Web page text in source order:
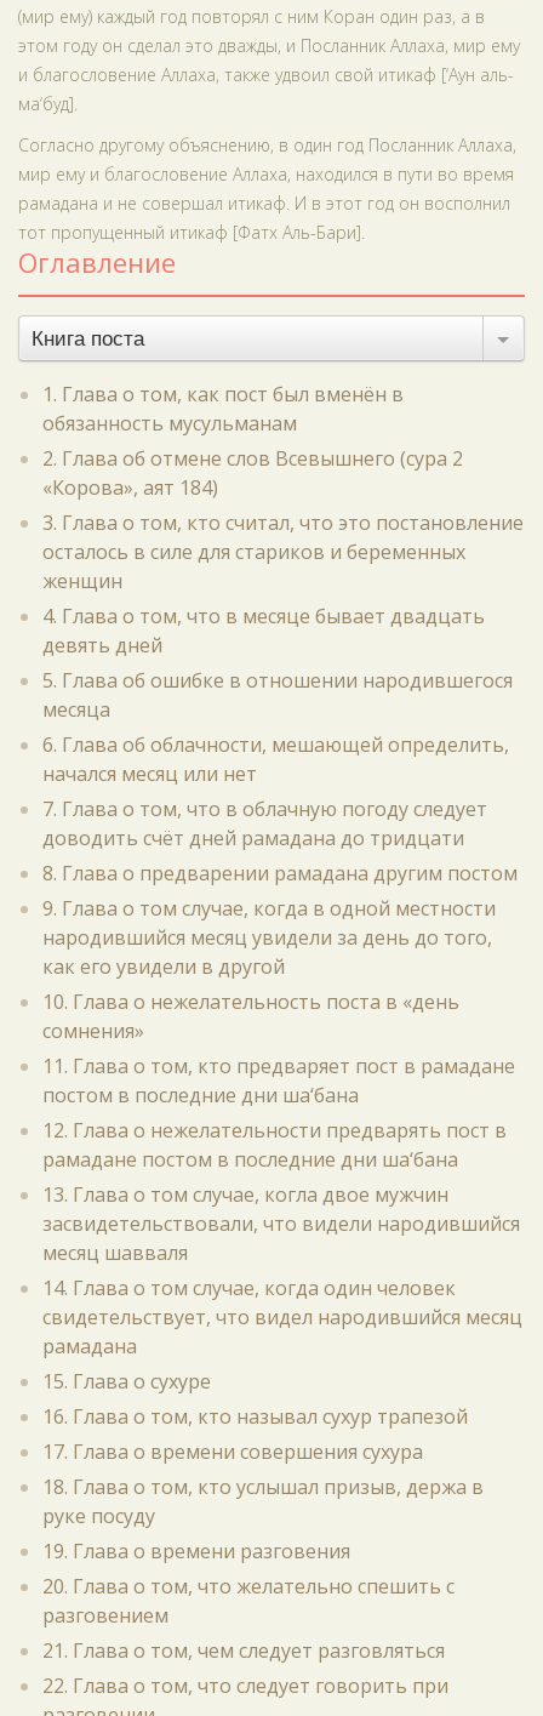
(мир ему) каждый год повторял с ним Коран один раз, а в
этом году он сделал это дважды, и Посланник Аллаха, мир ему
и благословение Аллаха, также удвоил свой итикаф [‘Аун аль-
ма‘буд].
Согласно другому объяснению, в один год Посланник Аллаха,
мир ему и благословение Аллаха, находился в пути во время
рамадана и не совершал итикаф. И в этот год он восполнил
тот пропущенный итикаф [Фатх Аль-Бари].
Оглавление
Книга поста
1. Глава о том, как пост был вменён в
обязанность мусульманам
2. Глава об отмене слов Всевышнего (сура 2
«Корова», аят 184)
3. Глава о том, кто считал, что это постановление
осталось в силе для стариков и беременных
женщин
4. Глава о том, что в месяце бывает двадцать
девять дней
5. Глава об ошибке в отношении народившегося
месяца
6. Глава об облачности, мешающей определить,
начался месяц или нет
7. Глава о том, что в облачную погоду следует
доводить счёт дней рамадана до тридцати
8. Глава о предварении рамадана другим постом
9. Глава о том случае, когда в одной местности
народившийся месяц увидели за день до того,
как его увидели в другой
10. Глава о нежелательность поста в «день
сомнения»
11. Глава о том, кто предваряет пост в рамадане
постом в последние дни ша‘бана
12. Глава о нежелательности предварять пост в
рамадане постом в последние дни ша‘бана
13. Глава о том случае, когла двое мужчин
засвидетельствовали, что видели народившийся
месяц шавваля
14. Глава о том случае, когда один человек
свидетельствует, что видел народившийся месяц
рамадана
15. Глава о сухуре
16. Глава о том, кто называл сухур трапезой
17. Глава о времени совершения сухура
18. Глава о том, кто услышал призыв, держа в
руке посуду
19. Глава о времени разговения
20. Глава о том, что желательно спешить с
разговением
21. Глава о том, чем следует разговляться
22. Глава о том, что следует говорить при